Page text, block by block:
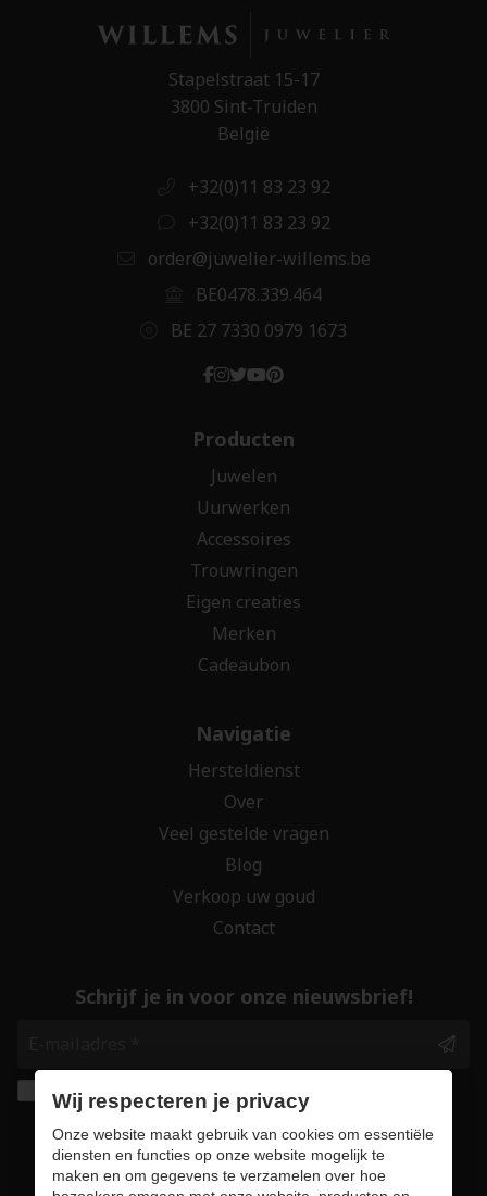
Stapelstraat 15-17
3800 Sint-Truiden
België
+32(0)11 83 23 92
+32(0)11 83 23 92
order@juwelier-willems.be
BE0478.339.464
BE 27 7330 0979 1673
Producten
Juwelen
Uurwerken
Accessoires
Trouwringen
Eigen creaties
Merken
Cadeaubon
Navigatie
Hersteldienst
Over
Veel gestelde vragen
Blog
Verkoop uw goud
Contact
Schrijf je in voor onze nieuwsbrief!
Ik geef de toestemming om mijn gegevens te
bewaren en verwerken zoals aangegeven in
onzeprivacy statement. *
Wij respecteren je privacy
Onze website maakt gebruik van cookies om essentiële
diensten en functies op onze website mogelijk te
maken en om gegevens te verzamelen over hoe